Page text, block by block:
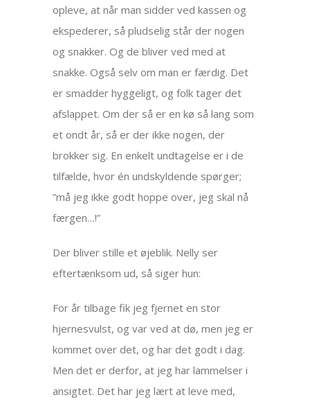
opleve, at når man sidder ved kassen og
ekspederer, så pludselig står der nogen
og snakker. Og de bliver ved med at
snakke. Også selv om man er færdig. Det
er smadder hyggeligt, og folk tager det
afslappet. Om der så er en kø så lang som
et ondt år, så er der ikke nogen, der
brokker sig. En enkelt undtagelse er i de
tilfælde, hvor én undskyldende spørger;
”må jeg ikke godt hoppe over, jeg skal nå
færgen…!”
Der bliver stille et øjeblik. Nelly ser
eftertænksom ud, så siger hun:
For år tilbage fik jeg fjernet en stor
hjernesvulst, og var ved at dø, men jeg er
kommet over det, og har det godt i dag.
Men det er derfor, at jeg har lammelser i
ansigtet. Det har jeg lært at leve med,